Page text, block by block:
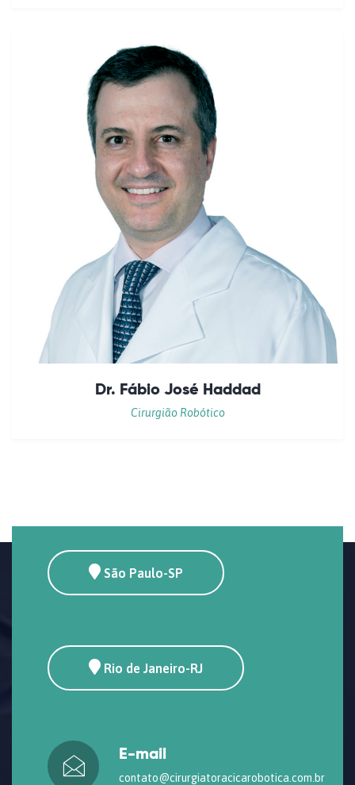
Dr. Fábio José Haddad
Cirurgião Robótico
São Paulo-SP
Rio de Janeiro-RJ
E-mail
contato@cirurgiatoracicarobotica.com.br